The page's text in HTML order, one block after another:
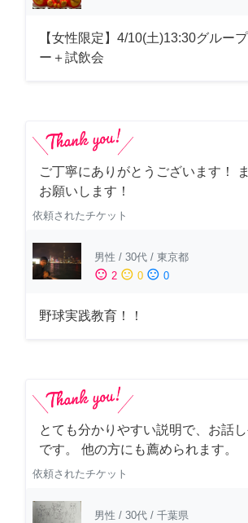
【女性限定】4/10(土)13:30グルー
ー＋試飲会
ご丁寧にありがとうございます！
お願いします！
依頼されたチケット
男性 / 30代 / 東京都
sentiment_satisfied 2 sentiment_neutral 0 sentiment_dissatisfied 0
野球実践教育！！
とても分かりやすい説明で、お話
です。 他の方にも薦められます。
依頼されたチケット
男性 / 30代 / 千葉県